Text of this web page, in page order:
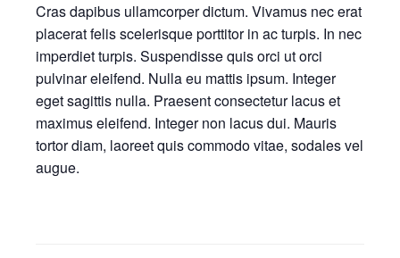
Cras dapibus ullamcorper dictum. Vivamus nec erat
placerat felis scelerisque porttitor in ac turpis. In nec
imperdiet turpis. Suspendisse quis orci ut orci
pulvinar eleifend. Nulla eu mattis ipsum. Integer
eget sagittis nulla. Praesent consectetur lacus et
maximus eleifend. Integer non lacus dui. Mauris
tortor diam, laoreet quis commodo vitae, sodales vel
augue.